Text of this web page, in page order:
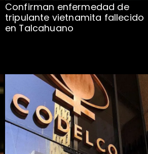
Confirman enfermedad de
tripulante vietnamita fallecido
en Talcahuano